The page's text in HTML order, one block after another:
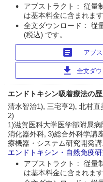
アブストラクト： 従量
は基本料金に含まれます
全文ダウンロード： 従
(税込) です。
article アブ
download 全文ダ
エンドトキシン吸着療法の
清水智治1), 三宅亨2), 北村
2)
1)滋賀医科大学医学部附属
消化器外科, 3)総合外科学講
療機器・システム研究開発講
エンドトキシン・自然免疫
アブストラクト： 従量
は基本料金に含まれます